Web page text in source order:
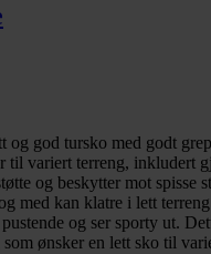
og god tursko med godt
til variert terreng, inkludert
og beskytter mot spisse
med kan klatre i lett
og ser sporty ut.
ønsker en lett sko til